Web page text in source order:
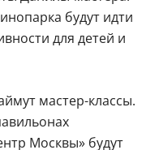
будут идти
для детей и
мастер-классы.
Москвы» будут